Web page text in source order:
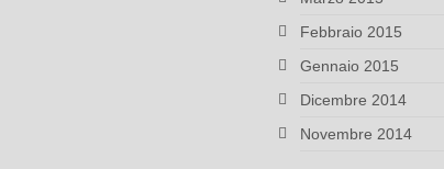
Febbraio 2015
Gennaio 2015
Dicembre 2014
Novembre 2014